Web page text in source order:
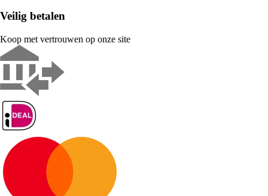
Veilig betalen
Koop met vertrouwen op onze site